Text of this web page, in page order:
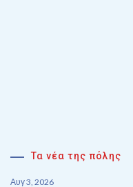
Τα νέα της πόλης
Αυγ 3, 2026